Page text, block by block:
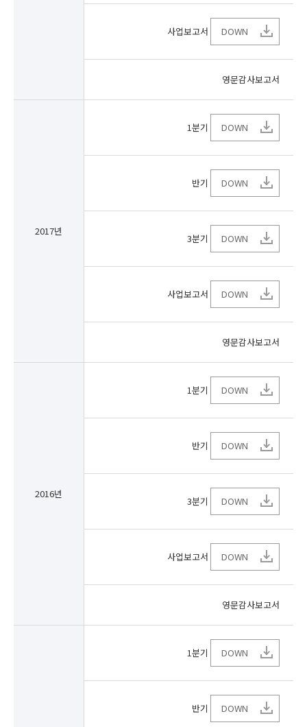
사업보고서 DOWN
영문감사보고서
2017년
1분기 DOWN
반기 DOWN
3분기 DOWN
사업보고서 DOWN
영문감사보고서
2016년
1분기 DOWN
반기 DOWN
3분기 DOWN
사업보고서 DOWN
영문감사보고서
1분기 DOWN
반기 DOWN